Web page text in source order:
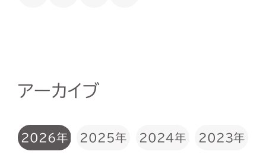
アーカイブ
2026年 2025年 2024年 2023年